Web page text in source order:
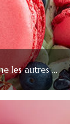
les autres …